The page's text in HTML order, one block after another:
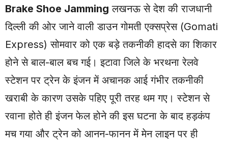
Brake Shoe Jamming लखनऊ से देश की राजधानी
दिल्ली की ओर जाने वाली डाउन गोमती एक्सप्रेस (Gomati
Express) सोमवार को एक बड़े तकनीकी हादसे का शिकार
होने से बाल-बाल बच गई। इटावा जिले के भरथना रेलवे
स्टेशन पर ट्रेन के इंजन में अचानक आई गंभीर तकनीकी
खराबी के कारण उसके पहिए पूरी तरह थम गए। स्टेशन से
रवाना होते ही इंजन फेल होने की इस घटना के बाद हड़कंप
मच गया और ट्रेन को आनन-फानन में मेन लाइन पर ही